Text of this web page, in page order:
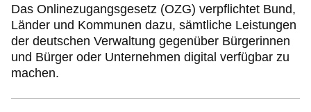
Das Onlinezugangsgesetz (OZG) verpflichtet Bund,
Länder und Kommunen dazu, sämtliche Leistungen
der deutschen Verwaltung gegenüber Bürgerinnen
und Bürger oder Unternehmen digital verfügbar zu
machen.